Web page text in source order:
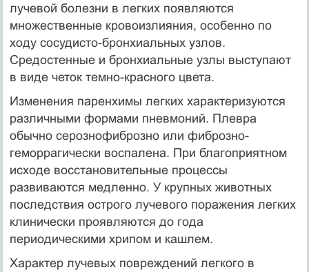
лучевой болезни в легких появляются
множественные кровоизлияния, особенно по
ходу сосудисто-бронхиальных узлов.
Средостенные и бронхиальные узлы выступают
в виде четок темно-красного цвета.
Изменения паренхимы легких характеризуются
различными фор­мами пневмоний. Плевра
обычно серознофиброзно или фиброзно-
геморрагически воспалена. При благоприятном
исходе вос­становительные процессы
развиваются медленно. У крупных живот­ных
последствия острого лучевого поражения легких
клинически проявляются до года
периодическими хрипом и кашлем.
Характер лучевых повреждений легкого в